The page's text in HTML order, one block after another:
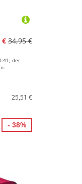
€ 34,95 €
der
25,51 €
- 38%